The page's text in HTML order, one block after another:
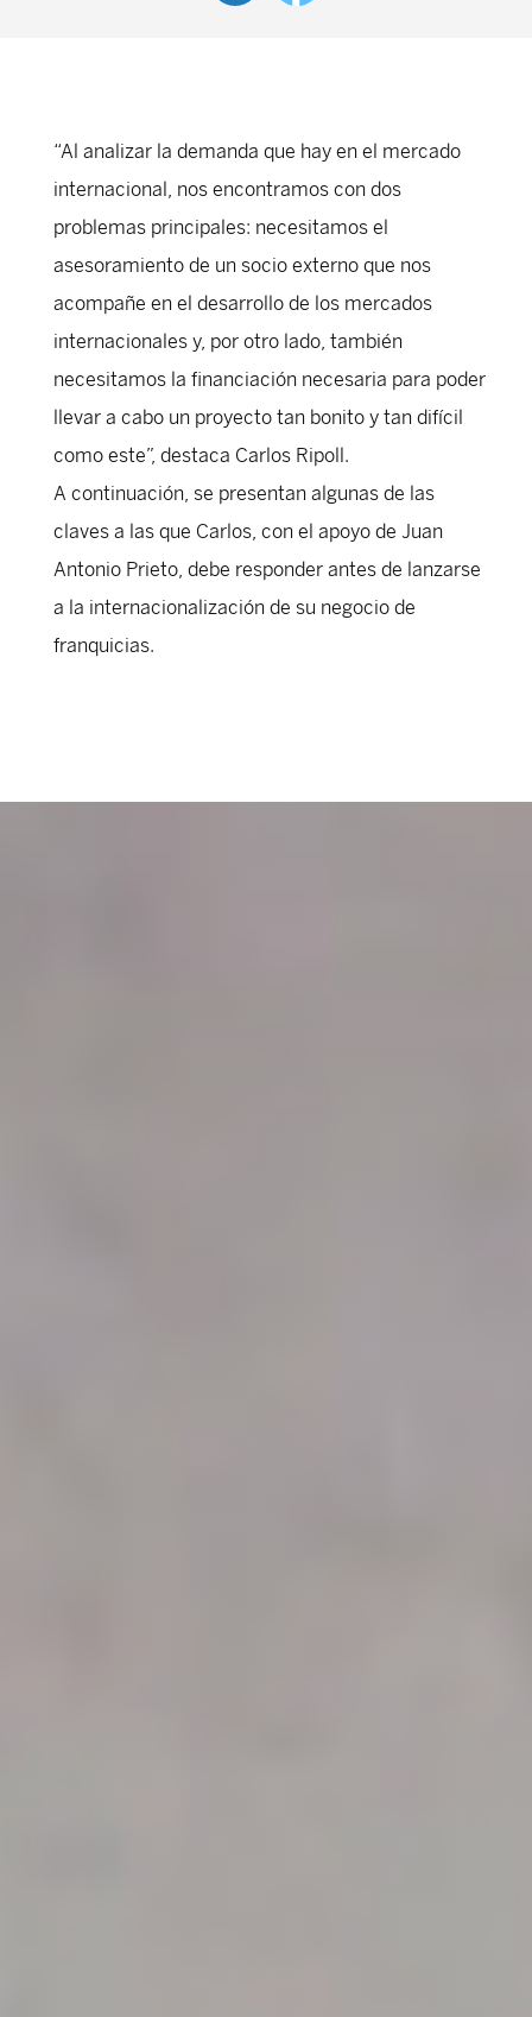
“Al analizar la demanda que hay en el mercado
internacional, nos encontramos con dos
problemas principales: necesitamos el
asesoramiento de un socio externo que nos
acompañe en el desarrollo de los mercados
internacionales y, por otro lado, también
necesitamos la financiación necesaria para poder
llevar a cabo un proyecto tan bonito y tan difícil
como este”, destaca Carlos Ripoll.
A continuación, se presentan algunas de las
claves a las que Carlos, con el apoyo de Juan
Antonio Prieto, debe responder antes de lanzarse
a la internacionalización de su negocio de
franquicias.